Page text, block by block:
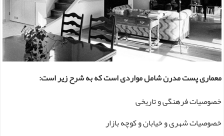
معماری پست مدرن شامل مواردی است که به شرح زیر است:
خصوصیات فرهنگی و تاریخی
خصوصیات شهری و خیابان و کوچه بازار